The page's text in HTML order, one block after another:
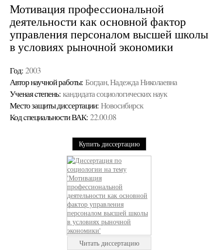
Мотивация профессиональной
деятельности как основной фактор
управления персоналом высшей школы
в условиях рыночной экономики
Год: 2003
Автор научной работы: Богдан, Надежда Николаевна
Ученая cтепень: кандидата социологических наук
Место защиты диссертации: Новосибирск
Код cпециальности ВАК: 22.00.08
Купить диссертацию
Читать диссертацию